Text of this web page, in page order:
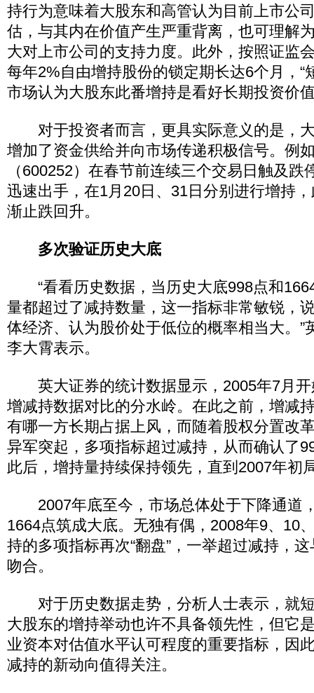
持行为意味着大股东和高管认为目前上市公
估，与其内在价值产生严重背离，也可理解
大对上市公司的支持力度。此外，按照证监
每年2%自由增持股份的锁定期长达6个月，“
市场认为大股东此番增持是看好长期投资价
对于投资者而言，更具实际意义的是，
增加了资金供给并向市场传递积极信号。例
（600252）在春节前连续三个交易日触及跌
迅速出手，在1月20日、31日分别进行增持
渐止跌回升。
多次验证历史大底
“看看历史数据，当历史大底998点和
量都超过了减持数量，这一指标非常敏锐，
体经济、认为股价处于低位的概率相当大。”
李大霄表示。
英大证券的统计数据显示，2005年7月开
增减持数据对比的分水岭。在此之前，增减
有哪一方长期占据上风，而随着股权分置改
异军突起，多项指标超过减持，从而确认了
此后，增持量持续保持领先，直到2007年初
2007年底至今，市场总体处于下降通道
1664点筑成大底。无独有偶，2008年9、10
持的多项指标再次“翻盘”，一举超过减持，
吻合。
对于历史数据走势，分析人士表示，就
大股东的增持举动也许不具备领先性，但它
业资本对估值水平认可程度的重要指标，因
减持的新动向值得关注。